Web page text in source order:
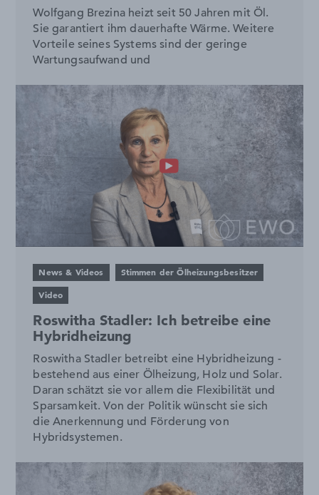
Wolfgang Brezina heizt seit 50 Jahren mit Öl.
Sie garantiert ihm dauerhafte Wärme. Weitere
Vorteile seines Systems sind der geringe
Wartungsaufwand und
News & Videos Stimmen der Ölheizungsbesitzer
Video
Roswitha Stadler: Ich betreibe eine
Hybridheizung
Roswitha Stadler betreibt eine Hybridheizung -
bestehend aus einer Ölheizung, Holz und Solar.
Daran schätzt sie vor allem die Flexibilität und
Sparsamkeit. Von der Politik wünscht sie sich
die Anerkennung und Förderung von
Hybridsystemen.